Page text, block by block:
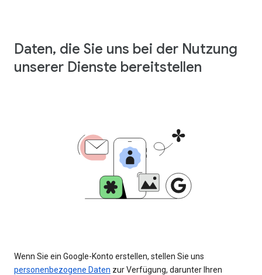
Daten, die Sie uns bei der Nutzung
unserer Dienste bereitstellen
Wenn Sie ein Google-Konto erstellen, stellen Sie uns
personenbezogene Daten zur Verfügung, darunter Ihren